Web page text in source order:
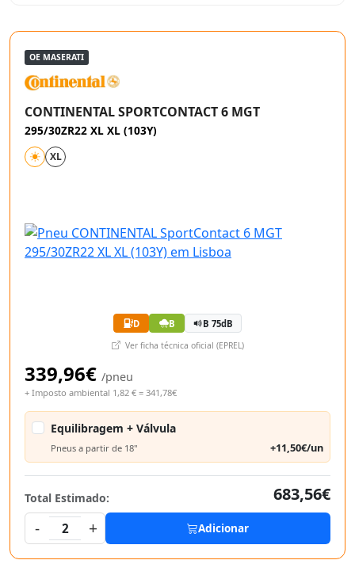
OE MASERATI
CONTINENTAL SPORTCONTACT 6 MGT
295/30ZR22 XL XL (103Y)
XL
D B B 75dB
Ver ficha técnica oficial (EPREL)
339,96€ /pneu
+ Imposto ambiental 1,82 € = 341,78€
Equilibragem + Válvula
Pneus a partir de 18" +11,50€/un
Total Estimado:
683,56€
-
2 + Adicionar